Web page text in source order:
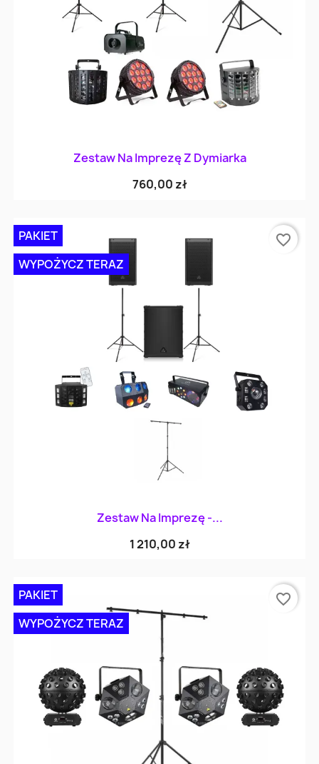
Zestaw Na Imprezę Z Dymiarka
760,00 zł
Zestaw Na Imprezę -...
1 210,00 zł
PAKIET
WYPOŻYCZ TERAZ
favorite_border
PAKIET
WYPOŻYCZ TERAZ
favorite_border